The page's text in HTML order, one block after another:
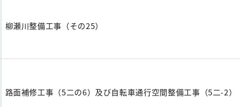
柳瀬川整備工事（その25）
路面補修工事（5二の6）及び自転車通行空間整備工事（5二-2）